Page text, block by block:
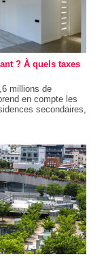
? À quels taxes
millions de
en compte les
secondaires,